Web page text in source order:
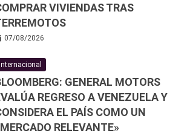
VIVIENDAS TRAS
07/08/2026
GENERAL MOTORS
REGRESO A VENEZUELA Y
EL PAÍS COMO UN
RELEVANTE»